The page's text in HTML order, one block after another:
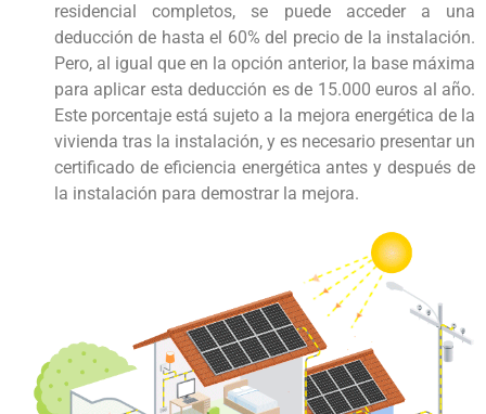
residencial completos, se puede acceder a una
deducción de hasta el 60% del precio de la instalación.
Pero, al igual que en la opción anterior, la base máxima
para aplicar esta deducción es de 15.000 euros al año.
Este porcentaje está sujeto a la mejora energética de la
vivienda tras la instalación, y es necesario presentar un
certificado de eficiencia energética antes y después de
la instalación para demostrar la mejora.